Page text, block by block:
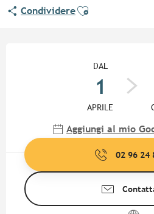
CondividereAjouter aux favoris
DAL
1
APRILE
Aggiungi al mio
02 96 24